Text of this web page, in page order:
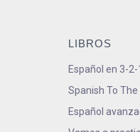
LIBROS
Español en 3-2-1
Spanish To
Español